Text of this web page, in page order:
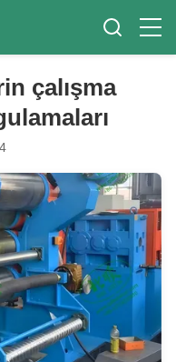
çalışma